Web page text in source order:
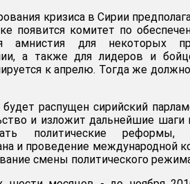
кризиса в Сирии
появится комитет по
амнистия для некоторых
а также для лидеров и
к апрелю. Тогда же
распущен сирийский
и изложит дальнейшие шаги
политические реформы,
и проведение международной
смены политического